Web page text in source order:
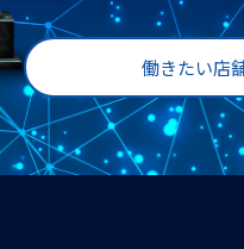
働きたい店